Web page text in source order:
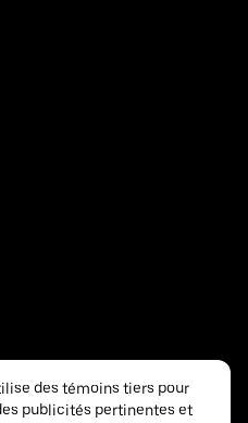
des témoins tiers pour
publicités pertinentes et